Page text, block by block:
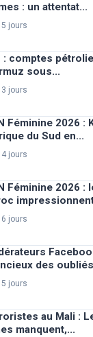
: un attentat...
5 jours
: comptes
sous...
3 jours
Féminine 2026 :
du Sud en...
4 jours
Féminine 2026 :
6 jours
des
5 jours
au Mali :
manquent,...